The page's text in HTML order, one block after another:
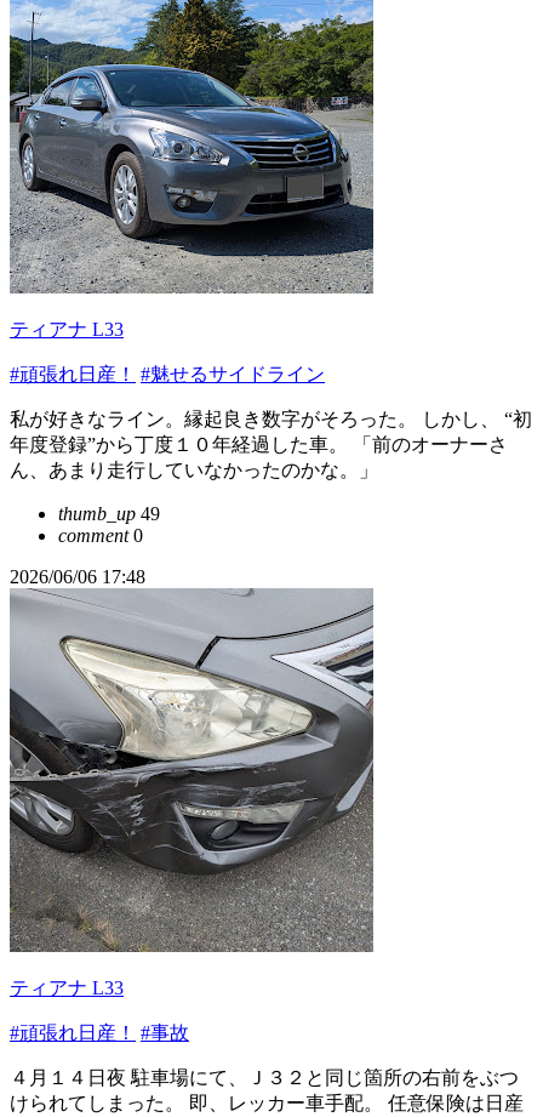
ティアナ L33
#頑張れ日産！ #魅せるサイドライン
私が好きなライン。縁起良き数字がそろった。 しかし、 “初
年度登録”から丁度１０年経過した車。 「前のオーナーさ
ん、あまり走行していなかったのかな。」
thumb_up 49
comment0
2026/06/06 17:48
ティアナ L33
#頑張れ日産！ #事故
４月１４日夜 駐車場にて、Ｊ３２と同じ箇所の右前をぶつ
けられてしまった。 即、レッカー車手配。 任意保険は日産